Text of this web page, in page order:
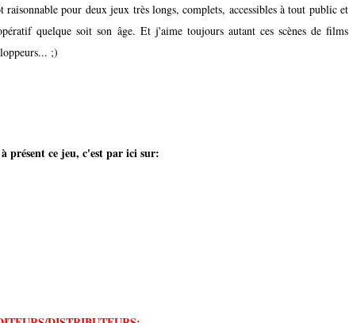
pour deux jeux très longs, complets, accessibles à tout public et
quelque soit son âge. Et j'aime toujours autant ces scènes de films
;)
présent ce jeu, c'est par ici sur: